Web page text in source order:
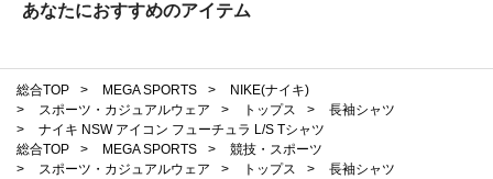
あなたにおすすめのアイテム
総合TOP > MEGA SPORTS >
NIKE(ナイキ)
>
スポーツ・カジュアルウェア > トップス >
長袖シャツ
>
ナイキ NSW アイコン フューチュラ L/S Tシャツ
総合TOP
> MEGA SPORTS >
競技・スポーツ
>
スポーツ・カジュアルウェア > トップス >
長袖シャツ